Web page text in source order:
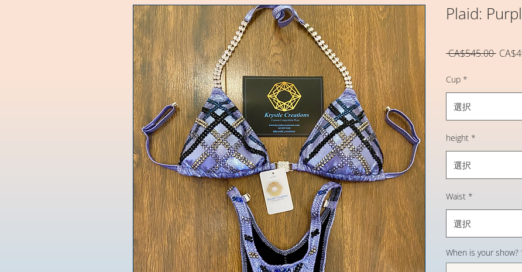
Plaid:
CA$545.00 通
格
Cup *
選択
height *
選択
Waist *
選択
When is your show?